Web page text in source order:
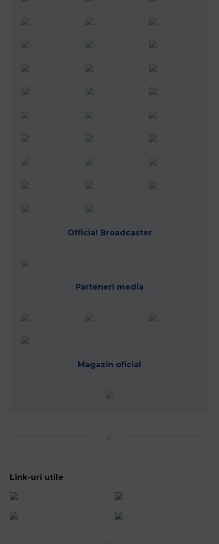
Official Broadcaster
Parteneri media
Magazin oficial
Link-uri utile